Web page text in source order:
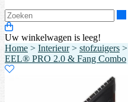
Uw winkelwagen is leeg!
Home > Interieur> stofzuigers >
EEL® PRO 2.0 & Fang Combo